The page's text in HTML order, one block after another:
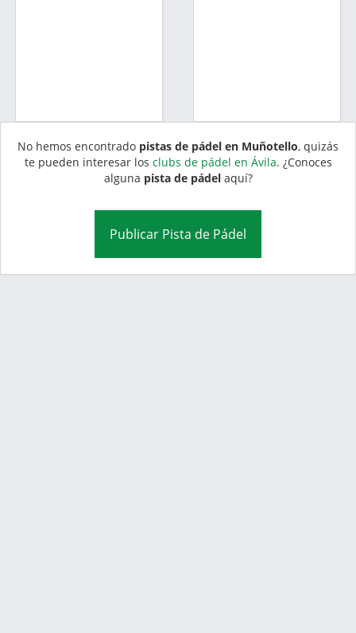
No hemos encontrado pistas de pádel en Muñotello, quizás
te pueden interesar los clubs de pádel en Ávila. ¿Conoces
alguna pista de pádelaquí?
Publicar Pista de Pádel